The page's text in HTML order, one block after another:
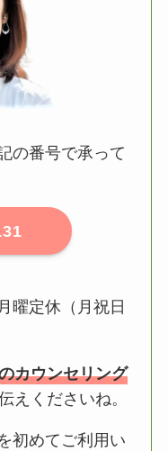
の番号で承って
定休（月祝日
カウンセリング
えくださいね。
初めてご利用い